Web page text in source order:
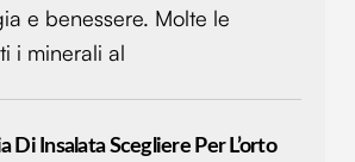
e benessere. Molte le
i minerali al
Di Insalata Scegliere Per L’orto